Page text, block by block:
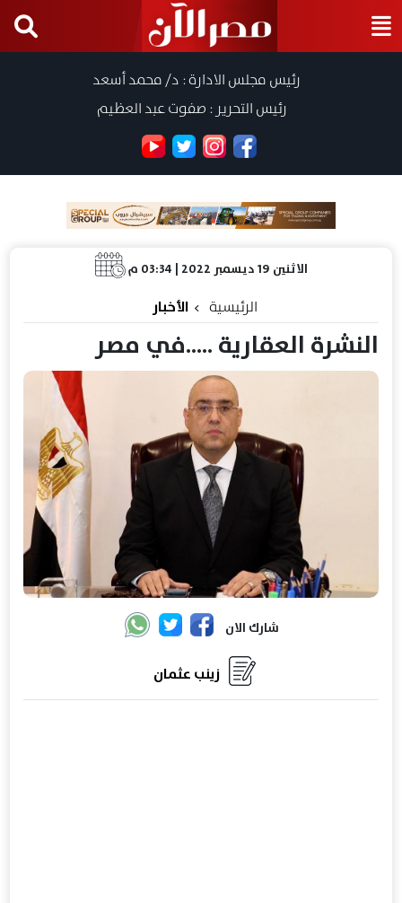
رئيس مجلس الادارة : د/ محمد أسعد
رئيس التحرير : صفوت عبد العظيم
الاثنين 19 ديسمبر 2022 | 03:34 م
الرئيسية الأخبار
النشرة العقارية .....في مصر
شارك الان
زينب عثمان